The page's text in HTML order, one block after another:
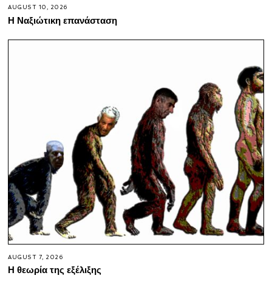
AUGUST 10, 2026
Η Ναξιώτικη επανάσταση
AUGUST 7, 2026
Η θεωρία της εξέλιξης